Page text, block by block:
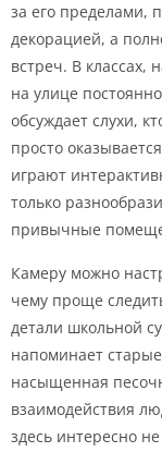
за его пределами,
декорацией, а
встреч. В классах,
на улице
обсуждает слухи,
просто
играют
только
привычные
Камеру можно
чему проще
детали школьной
напоминает
насыщенная
взаимодействия
здесь интересно